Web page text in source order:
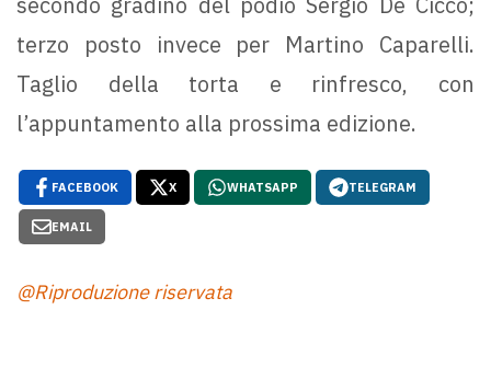
terzo posto invece per Martino Caparelli.
Taglio della torta e rinfresco, con
l’appuntamento alla prossima edizione.
FACEBOOK X WHATSAPP TELEGRAM
EMAIL
@Riproduzione riservata